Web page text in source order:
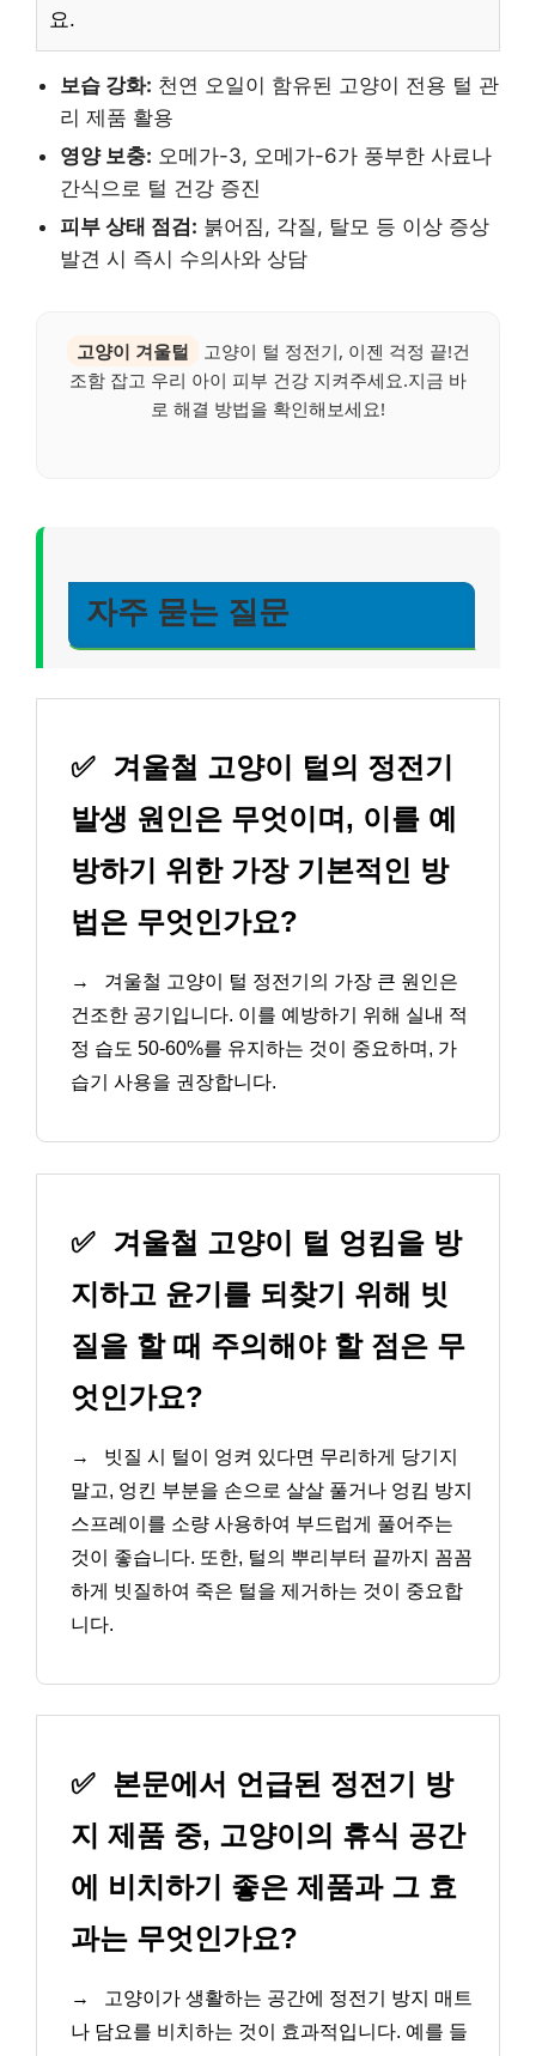
요.
보습 강화: 천연 오일이 함유된 고양이 전용 털 관
리 제품 활용
영양 보충: 오메가-3, 오메가-6가 풍부한 사료나
간식으로 털 건강 증진
피부 상태 점검: 붉어짐, 각질, 탈모 등 이상 증상
발견 시 즉시 수의사와 상담
고양이 겨울털
고양이 털 정전기, 이젠 걱정 끝!건
조함 잡고 우리 아이 피부 건강 지켜주세요.지금 바
로 해결 방법을 확인해보세요!
자주 묻는 질문
✅ 겨울철 고양이 털의 정전기
발생 원인은 무엇이며, 이를 예
방하기 위한 가장 기본적인 방
법은 무엇인가요?
→
겨울철 고양이 털 정전기의 가장 큰 원인은
건조한 공기입니다. 이를 예방하기 위해 실내 적
정 습도 50-60%를 유지하는 것이 중요하며, 가
습기 사용을 권장합니다.
✅ 겨울철 고양이 털 엉킴을 방
지하고 윤기를 되찾기 위해 빗
질을 할 때 주의해야 할 점은 무
엇인가요?
→
빗질 시 털이 엉켜 있다면 무리하게 당기지
말고, 엉킨 부분을 손으로 살살 풀거나 엉킴 방지
스프레이를 소량 사용하여 부드럽게 풀어주는
것이 좋습니다. 또한, 털의 뿌리부터 끝까지 꼼꼼
하게 빗질하여 죽은 털을 제거하는 것이 중요합
니다.
✅ 본문에서 언급된 정전기 방
지 제품 중, 고양이의 휴식 공간
에 비치하기 좋은 제품과 그 효
과는 무엇인가요?
→
고양이가 생활하는 공간에 정전기 방지 매트
나 담요를 비치하는 것이 효과적입니다. 예를 들